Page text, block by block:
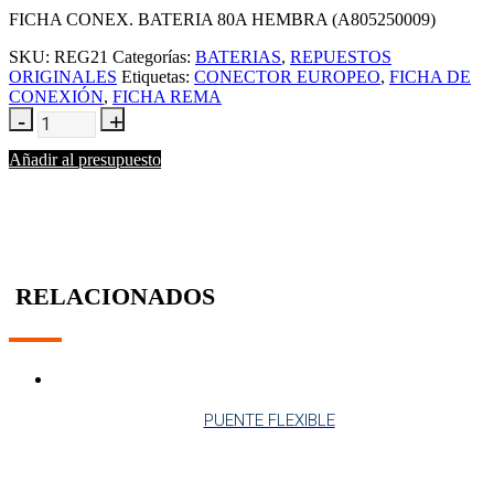
FICHA CONEX. BATERIA 80A HEMBRA (A805250009)
SKU: REG21 Categorías: BATERIAS, REPUESTOS
ORIGINALES Etiquetas: CONECTOR EUROPEO, FICHA DE
CONEXIÓN, FICHA REMA
Añadir al presupuesto
RELACIONADOS
PUENTE FLEXIBLE